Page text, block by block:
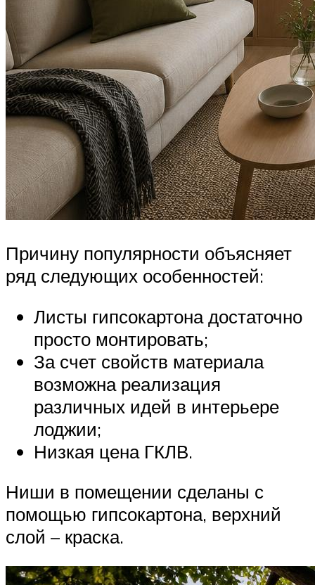
Причину популярности объясняет
ряд следующих особенностей:
Листы гипсокартона достаточно
просто монтировать;
За счет свойств материала
возможна реализация
различных идей в интерьере
лоджии;
Низкая цена ГКЛВ.
Ниши в помещении сделаны с
помощью гипсокартона, верхний
слой – краска.